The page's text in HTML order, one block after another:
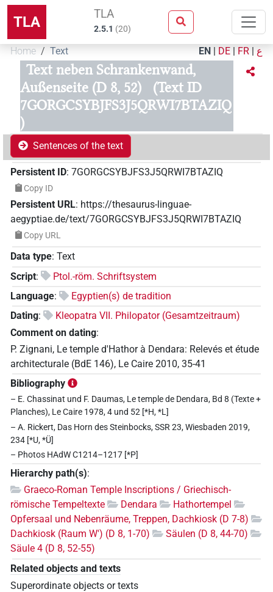
TLA TLA
2.5.1 (20)
Home Text EN | DE | FR | ع
Text neben Schrankenwand,
Außenseite (D 8, 52)
(Text ID
7GORGCSYBJFS3J5QRWI7BTAZIQ
)
Sentences of the text
Persistent ID: 7GORGCSYBJFS3J5QRWI7BTAZIQ
Copy ID
Persistent URL: https://thesaurus-linguae-
aegyptiae.de/text/7GORGCSYBJFS3J5QRWI7BTAZIQ
Copy URL
Data type: Text
Script:
Ptol.-röm. Schriftsystem
Language:
Egyptien(s) de tradition
Dating:
Kleopatra VII. Philopator (Gesamtzeitraum)
Comment on dating:
P. Zignani, Le temple d'Hathor à Dendara: Relevés et étude
architecturale (BdE 146), Le Caire 2010, 35-41
Bibliography
– E. Chassinat und F. Daumas, Le temple de Dendara, Bd 8 (Texte +
Planches), Le Caire 1978, 4 und 52 [*H, *L]
– A. Rickert, Das Horn des Steinbocks, SSR 23, Wiesbaden 2019,
234 [*U, *Ü]
– Photos HAdW C1214–1217 [*P]
Hierarchy path(s):
Graeco-Roman Temple Inscriptions / Griechisch-
römische Tempeltexte
Dendara
Hathortempel
Opfersaal und Nebenräume, Treppen, Dachkiosk (D 7-8)
Dachkiosk (Raum W') (D 8, 1-70)
Säulen (D 8, 44-70)
Säule 4 (D 8, 52-55)
Related objects and texts
Superordinate objects or texts